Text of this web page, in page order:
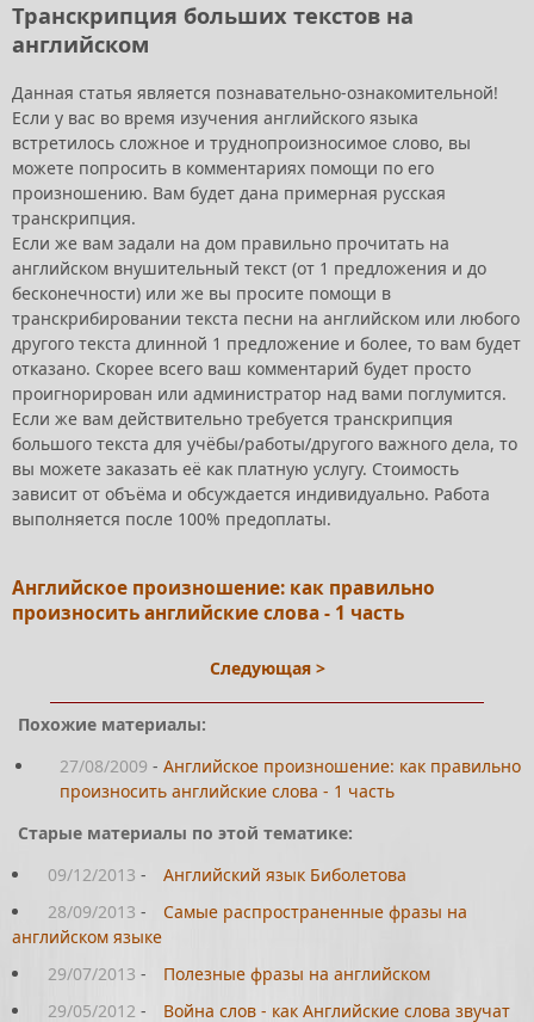
Транскрипция больших текстов на
английском
Данная статья является познавательно-ознакомительной!
Если у вас во время изучения английского языка
встретилось сложное и труднопроизносимое слово, вы
можете попросить в комментариях помощи по его
произношению. Вам будет дана примерная русская
транскрипция.
Если же вам задали на дом правильно прочитать на
английском внушительный текст (от 1 предложения и до
бесконечности) или же вы просите помощи в
транскрибировании текста песни на английском или любого
другого текста длинной 1 предложение и более, то вам будет
отказано. Скорее всего ваш комментарий будет просто
проигнорирован или администратор над вами поглумится.
Если же вам действительно требуется транскрипция
большого текста для учёбы/работы/другого важного дела, то
вы можете заказать её как платную услугу. Стоимость
зависит от объёма и обсуждается индивидуально. Работа
выполняется после 100% предоплаты.
Английское произношение: как правильно
произносить английские слова - 1 часть
Следующая >
Похожие материалы:
27/08/2009 - Английское произношение: как правильно
произносить английские слова - 1 часть
Старые материалы по этой тематике:
09/12/2013 -
Английский язык Биболетова
28/09/2013 -
Самые распространенные фразы на
английском языке
29/07/2013 -
Полезные фразы на английском
29/05/2012 - Война слов - как Английские слова звучат